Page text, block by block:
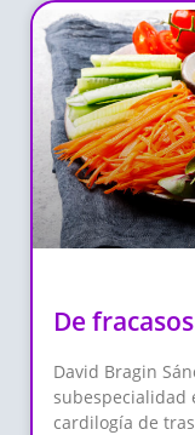
De
David Bragin
subespecialidad
cardilogía de